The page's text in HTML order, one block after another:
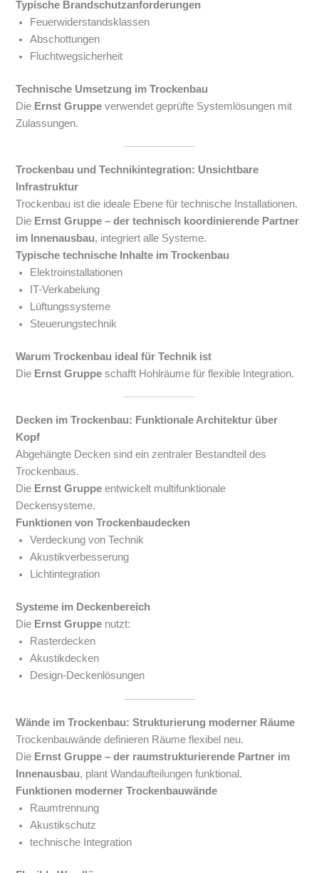
Typische Brandschutzanforderungen
Feuerwiderstandsklassen
Abschottungen
Fluchtwegsicherheit
Technische Umsetzung im Trockenbau
Die Ernst Gruppe verwendet geprüfte Systemlösungen mit
Zulassungen.
Trockenbau und Technikintegration: Unsichtbare
Infrastruktur
Trockenbau ist die ideale Ebene für technische Installationen.
Die Ernst Gruppe – der technisch koordinierende Partner
im Innenausbau, integriert alle Systeme.
Typische technische Inhalte im Trockenbau
Elektroinstallationen
IT-Verkabelung
Lüftungssysteme
Steuerungstechnik
Warum Trockenbau ideal für Technik ist
Die Ernst Gruppe schafft Hohlräume für flexible Integration.
Decken im Trockenbau: Funktionale Architektur über
Kopf
Abgehängte Decken sind ein zentraler Bestandteil des
Trockenbaus.
Die Ernst Gruppe entwickelt multifunktionale
Deckensysteme.
Funktionen von Trockenbaudecken
Verdeckung von Technik
Akustikverbesserung
Lichtintegration
Systeme im Deckenbereich
Die Ernst Gruppe nutzt:
Rasterdecken
Akustikdecken
Design-Deckenlösungen
Wände im Trockenbau: Strukturierung moderner Räume
Trockenbauwände definieren Räume flexibel neu.
Die Ernst Gruppe – der raumstrukturierende Partner im
Innenausbau, plant Wandaufteilungen funktional.
Funktionen moderner Trockenbauwände
Raumtrennung
Akustikschutz
technische Integration